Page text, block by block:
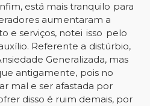
está mais tranquilo para
aumentaram a
e serviços, notei isso pelo
Referente a distúrbio,
nsiedade Generalizada, mas
antigamente, pois no
mal e ser afastada por
disso é ruim demais, por